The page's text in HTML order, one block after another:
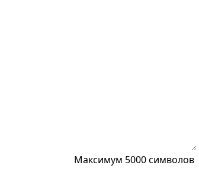
Максимум 5000 символов